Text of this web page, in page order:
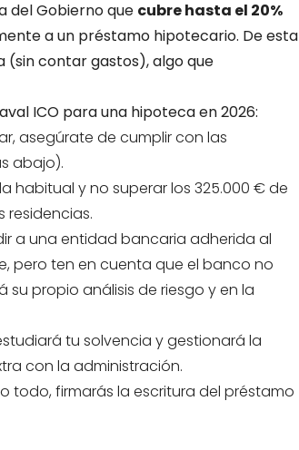
del Gobierno que cubre hasta el 20%
a un préstamo hipotecario. De esta
(sin contar gastos), algo que
ICO para una hipoteca en 2026:
asegúrate de cumplir con las
abajo).
habitual y no superar los 325.000 € de
residencias.
a una entidad bancaria adherida al
pero ten en cuenta que el banco no
propio análisis de riesgo y en la
tu solvencia y gestionará la
con la administración.
todo, firmarás la escritura del préstamo